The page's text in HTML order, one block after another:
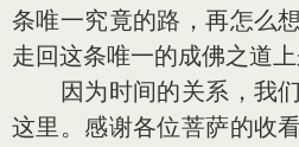
条唯一究竟的路，再怎么
走回这条唯一的成佛之道上
因为时间的关系，我们
这里。感谢各位菩萨的收